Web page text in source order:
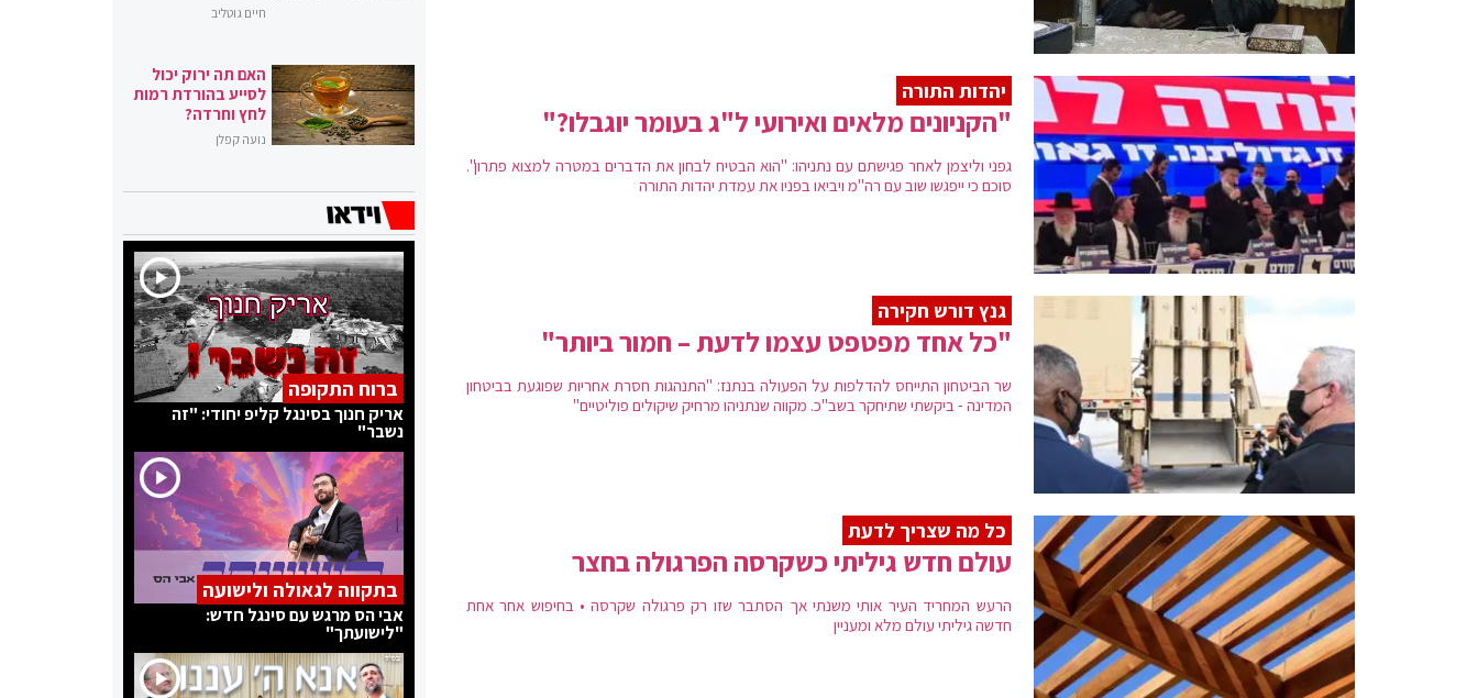
יהדות התורה
"הקניונים מלאים ואירועי ל"ג בעומר יוגבלו?"
גפני וליצמן לאחר פגישתם עם נתניהו: "הוא הבטיח לבחון את הדברים במטרה למצוא פתרון".
סוכם כי ייפגשו שוב עם רה"מ ויביאו בפניו את עמדת יהדות התורה
גנץ דורש חקירה
"כל אחד מפטפט עצמו לדעת – חמור ביותר"
שר הביטחון התייחס להדלפות על הפעולה בנתנז: "התנהגות חסרת אחריות שפוגעת בביטחון
המדינה - ביקשתי שתיחקר בשב"כ. מקווה שנתניהו מרחיק שיקולים פוליטיים"
כל מה שצריך לדעת
עולם חדש גיליתי כשקרסה הפרגולה בחצר
הרעש המחריד העיר אותי משנתי אך הסתבר שזו רק פרגולה שקרסה • בחיפוש אחר אחת
חדשה גיליתי עולם מלא ומעניין
חיים גוטליב
האם תה ירוק יכול
לסייע בהורדת רמות
לחץ וחרדה?
נועה קפלן
ברוח התקופה
אריק חנוך בסינגל קליפ יחודי: "זה
נשבר"
בתקווה לגאולה ולישועה
אבי הס מרגש עם סינגל חדש:
"לישועתך"